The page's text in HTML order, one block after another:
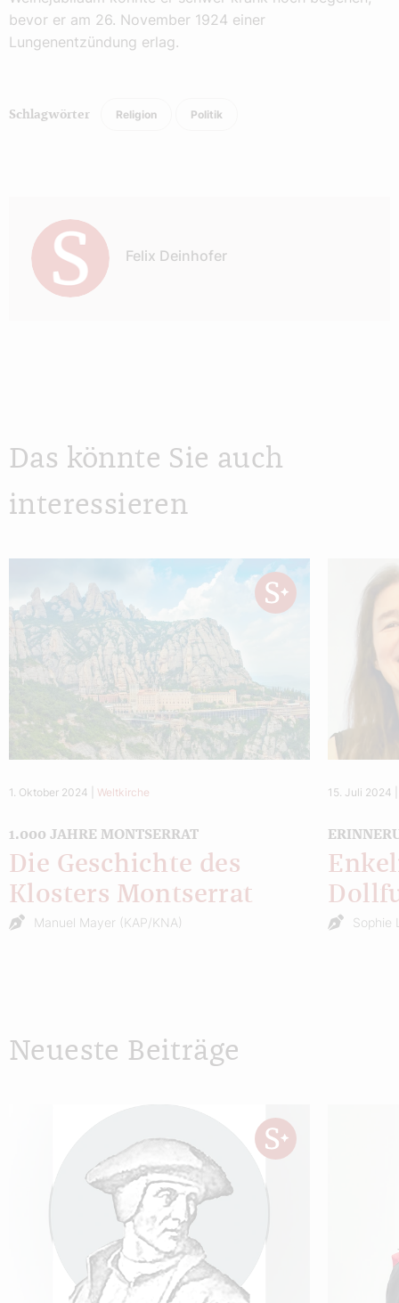
bevor er am 26. November 1924 einer
Lungenentzündung erlag.
Schlagwörter Religion Politik
Felix Deinhofer
Das könnte Sie auch
interessieren
1. Oktober 2024 Weltkirche
1.000 JAHRE MONTSERRAT
Die Geschichte des
Klosters Montserrat
Manuel Mayer (KAP/KNA)
15. Juli 2024
Sophie
Neueste Beiträge